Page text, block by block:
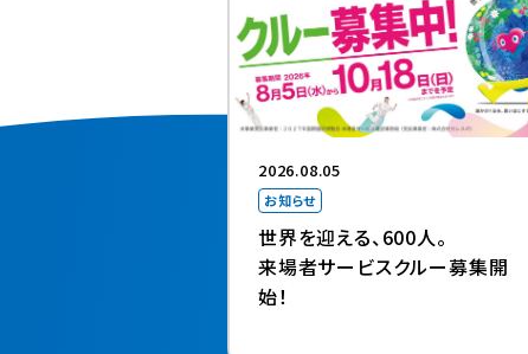
2026.08.05
お知らせ
世界を迎える、600人。
来場者サービスクルー募集開
始！